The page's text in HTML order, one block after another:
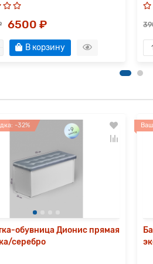
6500 ₽
В корзину
-32%
обувница Дионис прямая
серебро